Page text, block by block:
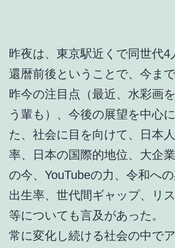
昨夜は、東京駅近くで同世代4
還暦前後ということで、今まで
昨今の注目点（最近、水彩画
う輩も）、今後の展望を中心
た、社会に目を向けて、日本
率、日本の国際的地位、大企
の今、YouTubeの力、令和へ
出生率、世代間ギャップ、リ
等についても言及があった。
常に変化し続ける社会の中で